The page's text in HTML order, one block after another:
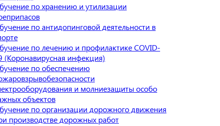
по хранению и утилизации
по антидопинговой деятельности в
по лечению и профилактике COVID-
(Коронавирусная инфекция)
по обеспечению
и молниезащиты особо
объектов
по организации дорожного движения
производстве дорожных работ